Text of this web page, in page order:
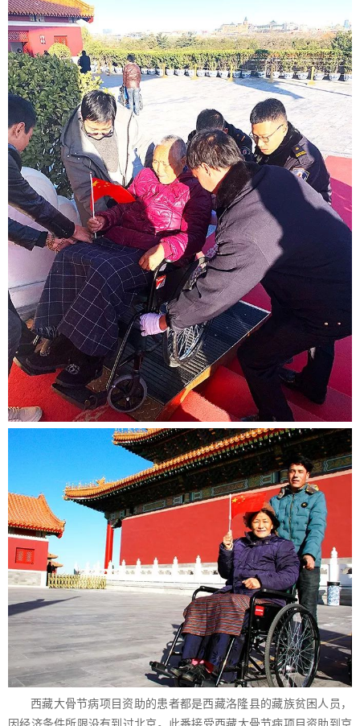
西藏大骨节病项目资助的患者都是西藏洛隆县的藏族贫困人员，